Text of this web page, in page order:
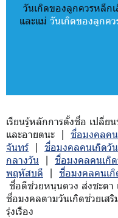
วันเกิดของลูกควรหลีก
และแม่ วันเกิดของลูกค
เรียนรู้หลักการตั้งชื่อ เปลี่
และอายตนะ | ชื่อมงคลค
จันทร์ | ชื่อมงคลคนเกิดวั
กลางวัน | ชื่อมงคลคนเกิ
พฤหัสบดี | ชื่อมงคลคนเ
ชื่อดีช่วยหนุนดวง ส่งชะตา
ชื่อมงคลตามวันเกิดช่วยเส
รุ่งเรือง